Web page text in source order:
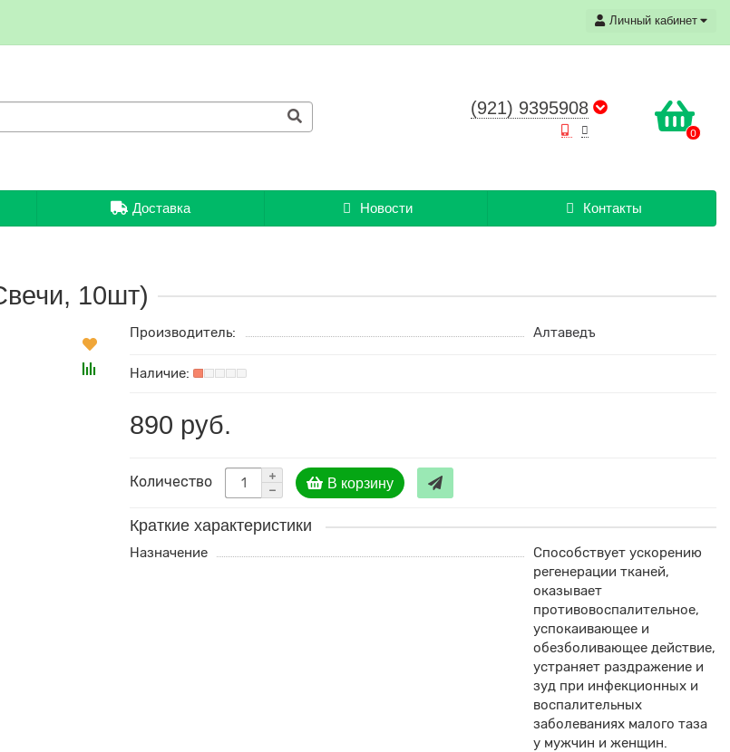
Личный кабинет
(921) 9395908
0
Доставка Новости Контакты
10шт)
Производитель: Алтаведъ
890 руб.
Количество В корзину
Краткие характеристики
Назначение
Способствует ускорению
регенерации тканей,
оказывает
противовоспалительное,
успокаивающее и
обезболивающее действие,
устраняет раздражение и
зуд при инфекционных и
воспалительных
заболеваниях малого таза
у мужчин и женщин.